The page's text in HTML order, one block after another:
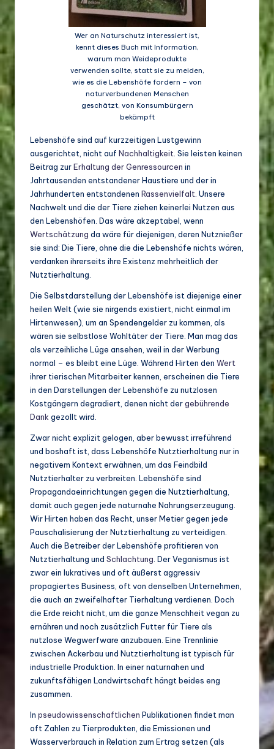
Wer an Naturschutz interessiert ist,
kennt dieses Buch mit Information,
warum man Weideprodukte
verwenden sollte, statt sie zu meiden,
wie es die Lebenshöfe fordern – von
naturverbundenen Menschen
geschätzt, von Konsumbürgern
bekämpft
Lebenshöfe sind auf kurzzeitigen Lustgewinn
ausgerichtet, nicht auf Nachhaltigkeit . Sie leisten keinen
Beitrag zurErhaltung der Genressourcen in
Jahrtausenden entstandener Haustiere und der in
Jahrhunderten entstandenen Rassenvielfalt . Unsere
Nachwelt und die der Tiere ziehen keinerlei Nutzen aus
den Lebenshöfen. Das wäre akzeptabel, wenn
Wertschätzung da wäre für diejenigen, deren Nutznießer
sie sind: Die Tiere, ohne die die Lebenshöfe nichts wären,
verdanken ihrerseits ihre Existenz mehrheitlich der
Nutztierhaltung.
Die Selbstdarstellung der Lebenshöfe ist diejenige einer
heilen Welt (wie sie nirgends existiert, nicht einmal im
Hirtenwesen), um an Spendengelder zu kommen, als
wären sie selbstlose Wohltäter der Tiere. Man mag das
als verzeihliche Lüge ansehen, weil in der Werbung
normal – es bleibt eine Lüge. Während Hirten den Wert
ihrer tierischen Mitarbeiter kennen, erscheinen die Tiere
in den Darstellungen der Lebenshöfe zu nutzlosen
Kostgängern degradiert, denen nicht dergebührende
Dank gezollt wird.
Zwar nicht explizit gelogen, aber bewusst irreführend
und boshaft ist, dass Lebenshöfe Nutztierhaltung nur in
negativem Kontext erwähnen, um das Feindbild
Nutztierhalter zu verbreiten. Lebenshöfe sind
Propagandaeinrichtungen gegen die Nutztierhaltung,
damit auch gegen jede naturnahe Nahrungserzeugung.
Wir Hirten haben das Recht, unser Metier gegen jede
Pauschalisierung der Nutztierhaltung zu verteidigen.
Auch die Betreiber der Lebenshöfe profitieren von
Nutztierhaltung und Schlachtung . Der Veganismus ist
zwar ein lukratives und oft äußerst aggressiv
propagiertes Business, oft von denselben Unternehmen,
die auch an zweifelhafter Tierhaltung verdienen. Doch
die Erde reicht nicht, um die ganze Menschheit vegan zu
ernähren und noch zusätzlich Futter für Tiere als
nutzlose Wegwerfware anzubauen. Eine Trennlinie
zwischen Ackerbau und Nutztierhaltung ist typisch für
industrielle Produktion. In einer naturnahen und
zukunftsfähigen Landwirtschaft hängt beides eng
zusammen.
In pseudowissenschaftlichen Publikationen findet man
oft Zahlen zu Tierprodukten, die Emissionen und
Wasserverbrauch in Relation zum Ertrag setzen (als